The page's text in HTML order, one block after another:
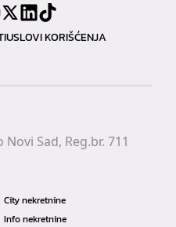
USLOVI KORIŠĆENJA
Sad, Reg.br. 711
City nekretnine
Info nekretnine